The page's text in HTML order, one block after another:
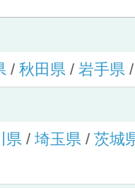
/ 秋田県/ 岩手県
県/ 埼玉県/ 茨城